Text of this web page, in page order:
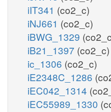
iIT341 (co2_c)
iNJ661 (co2_c)
iBWG_1329
iB21_1397 (co2_c)
ic_1306 (co2_c)
iE2348C_1286
iEC042_1314
iEC55989_1330